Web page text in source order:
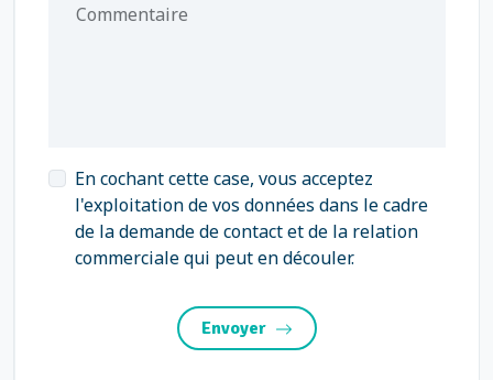
Commentaire
En cochant cette case, vous acceptez
l'exploitation de vos données dans le cadre
de la demande de contact et de la relation
commerciale qui peut en découler.
Envoyer